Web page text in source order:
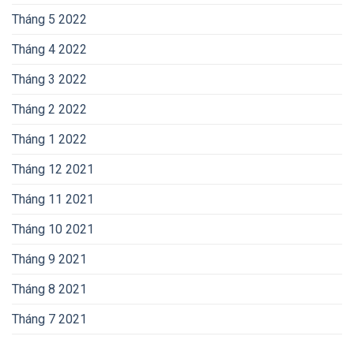
Tháng 5 2022
Tháng 4 2022
Tháng 3 2022
Tháng 2 2022
Tháng 1 2022
Tháng 12 2021
Tháng 11 2021
Tháng 10 2021
Tháng 9 2021
Tháng 8 2021
Tháng 7 2021